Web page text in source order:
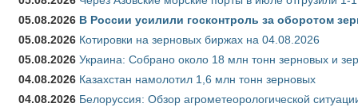
05.08.2026 В России усилили госконтроль за оборотом
05.08.2026 Котировки на зерновых биржах на 04.08.2026
05.08.2026 Украина: Собрано около 18 млн тонн зерновых и
04.08.2026 Казахстан намолотил 1,6 млн тонн зерновых
04.08.2026 Белоруссия: Обзор агрометеорологической